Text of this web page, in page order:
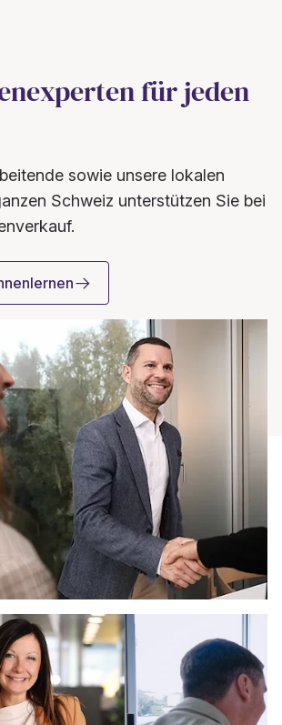
für jeden
sowie unsere lokalen
Schweiz unterstützen Sie bei